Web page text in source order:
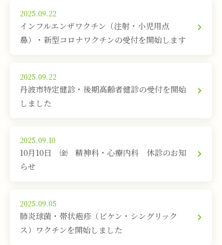
2025.09.22
インフルエンザワクチン（注射・小児用点
鼻）・新型コロナワクチンの受付を開始します
2025.09.22
丹波市特定健診・後期高齢者健診の受付を開始
しました
2025.09.10
10月10日 ㈮ 精神科・心療内科 休診のお知
らせ
2025.09.05
肺炎球菌・帯状疱疹（ビケン・シングリック
ス）ワクチンを開始しました